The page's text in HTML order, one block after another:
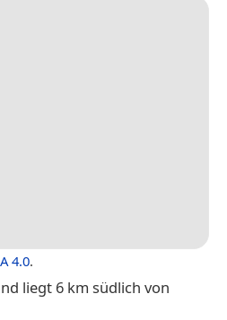
4.0.
liegt 6 km südlich von